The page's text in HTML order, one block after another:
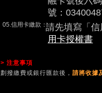
號：
05.信用卡繳款：請先填寫「
用卡授權書
> 注意事項
劃撥繳費或銀行匯款後， 請將收據